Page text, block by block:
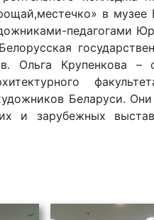
в музее
педагогами
Ольга Крупенкова –
Беларуси.
и зарубежных